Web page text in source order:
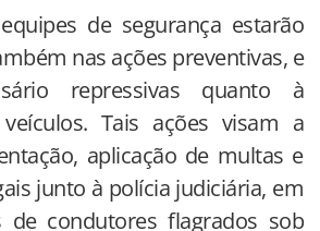
de segurança estarão
nas ações preventivas, e
repressivas quanto à
Tais ações visam a
aplicação de multas e
junto à polícia judiciária, em
de condutores flagrados sob